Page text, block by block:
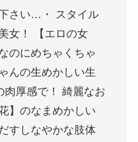
さい…・ スタイル
女！ 【エロの女
のにめちゃくちゃ
んの生めかしい生
肉厚感で！ 綺麗なお
】のなまめかしい
すしなやかな肢体